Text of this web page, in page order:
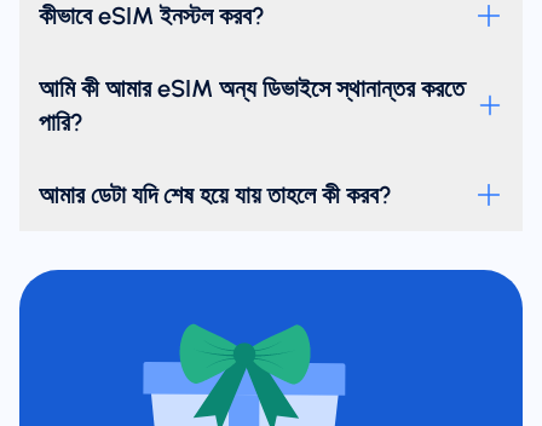
কীভাবে eSIM ইনস্টল করব?
আমি কী আমার eSIM অন্য ডিভাইসে স্থানান্তর করতে
পারি?
আমার ডেটা যদি শেষ হয়ে যায় তাহলে কী করব?